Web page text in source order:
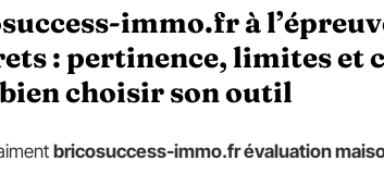
immo.fr à
: pertinence, limites et
choisir son outil
bricosuccess-immo.fr évaluation